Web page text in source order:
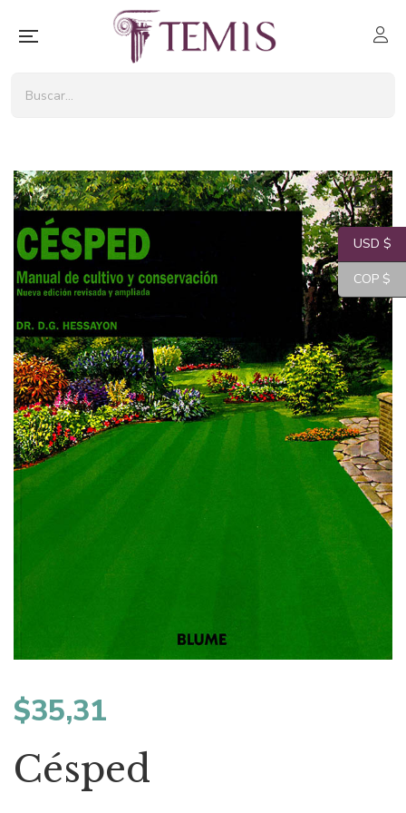
$35,31
Césped
USD $
COP $